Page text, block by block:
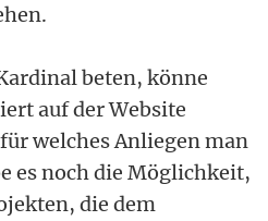
beten, könne
auf der Website
welches Anliegen man
es noch die Möglichkeit,
die dem